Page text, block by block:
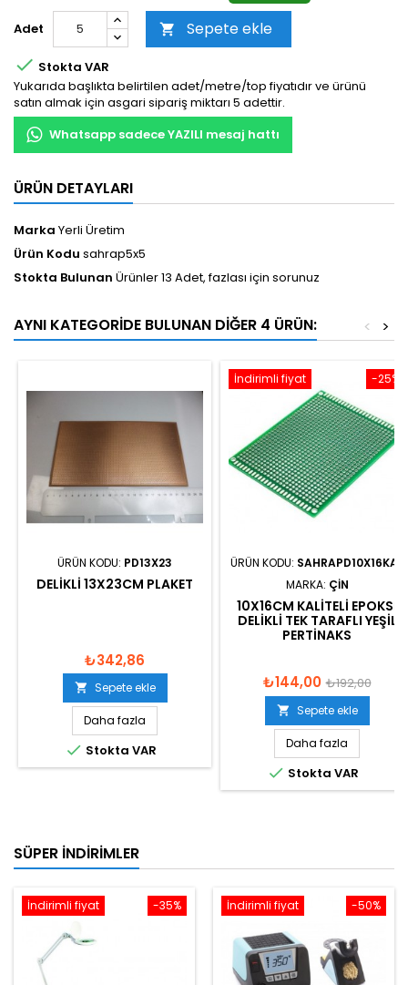
Adet  Sepete ekle
 Stokta VAR
Yukarıda başlıkta belirtilen adet/metre/top fiyatıdır ve ürünü
satın almak için asgari sipariş miktarı 5 adettir.
Whatsapp sadece YAZILI mesaj hattı
ÜRÜN DETAYLARI
Marka Yerli Üretim
Ürün Kodu sahrap5x5
Stokta Bulunan Ürünler 13 Adet, fazlası için sorunuz
AYNI KATEGORIDE BULUNAN DIĞER 4 ÜRÜN: >
<
ÜRÜN KODU: PD13X23
DELIKLI 13X23CM PLAKET
₺342,86
 Sepete ekle
Daha fazla
 Stokta VAR
-25%
İndirimli fiyat
ÜRÜN KODU: SAHRAPD10X16KAL
MARKA: ÇIN
10X16CM KALITELI EPOKSI
DELIKLI TEK TARAFLI YEŞIL
PERTINAKS
₺144,00 ₺192,00
 Sepete ekle
Daha fazla
 Stokta VAR
SÜPER İNDIRIMLER
-35%
İndirimli fiyat -50%
İndirimli fiyat